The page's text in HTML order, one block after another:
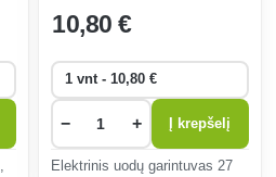
10,80 €
− + Į krepšelį
Elektrinis uodų garintuvas 27